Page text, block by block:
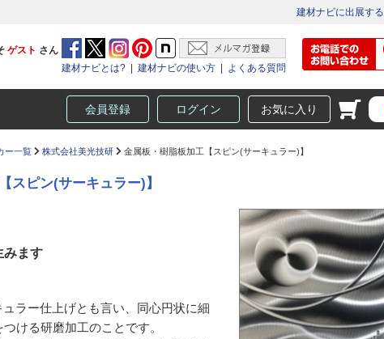
建材ナビに出展する
ゲスト さん
建材ナビとは?
建材ナビの使い方 よくある質問
会員登録 ログイン お気に入り
ー一覧 株式会社美光技研 金属板・樹脂板加工【スピン(サーキュラー)】
スピン(サーキュラー)】
みます
ラー仕上げとも言い、同心円状に細
ける研磨加工のことです。